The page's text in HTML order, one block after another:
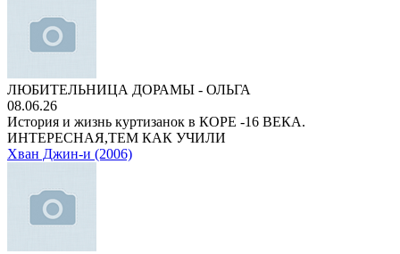
ЛЮБИТЕЛЬНИЦА ДОРАМЫ - ОЛЬГА
08.06.26
История и жизнь куртизанок в КОРЕ -16 ВЕКА.
ИНТЕРЕСНАЯ,ТЕМ КАК УЧИЛИ
Хван Джин-и (2006)